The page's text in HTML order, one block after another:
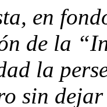
en
de la
la
sin